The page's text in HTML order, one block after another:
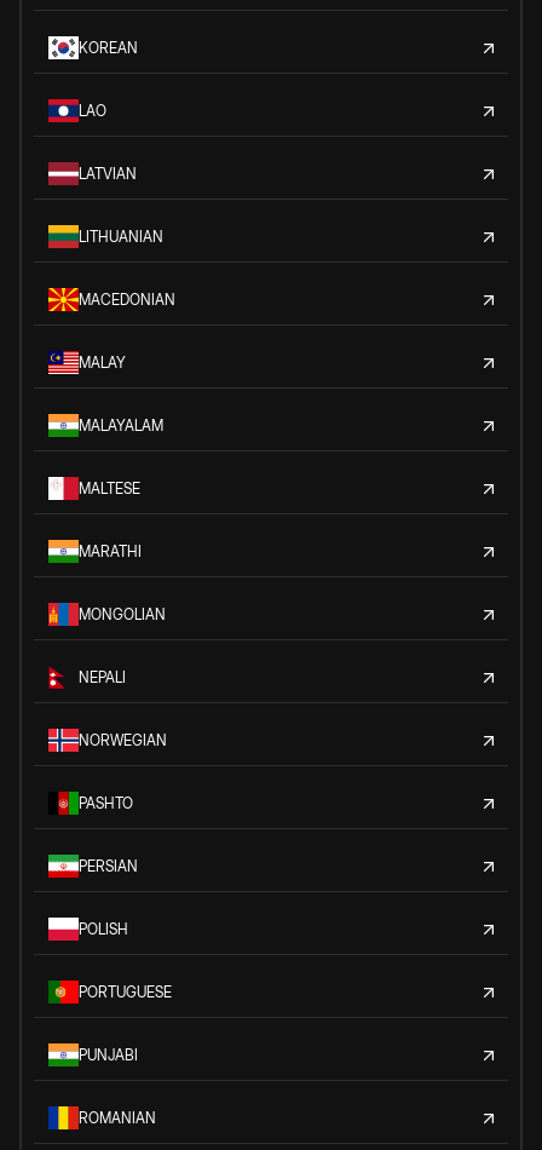
KOREAN
LAO
LATVIAN
LITHUANIAN
MACEDONIAN
MALAY
MALAYALAM
MALTESE
MARATHI
MONGOLIAN
NEPALI
NORWEGIAN
PASHTO
PERSIAN
POLISH
PORTUGUESE
PUNJABI
ROMANIAN